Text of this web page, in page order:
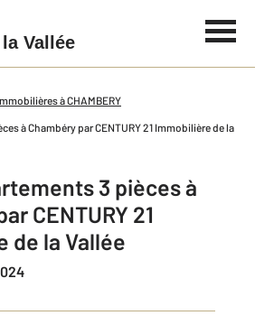
Vallée
à CHAMBERY
à Chambéry par CENTURY 21 Immobilière de la
3 pièces à
CENTURY 21
de la Vallée